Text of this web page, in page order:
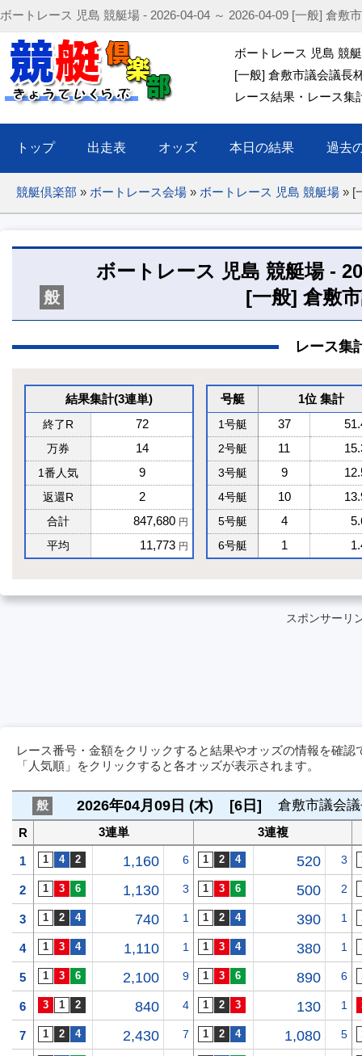
ボートレース 児島 競艇場 - 2026-04-04 ～ 2026-04-09 [一般] 倉敷
ボートレース 児島 競
[一般] 倉敷市議会議長
レース結果・レース集
トップ 出走表 オッズ 本日の結果 過去
競艇倶楽部 » ボートレース会場 » ボートレース 児島 競艇場 » [
ボートレース 児島 競艇場 -
般 [一般] 倉敷
レース集
結果集計(3連単)
終了R 72
万券 14
1番人気 9
返還R 2
合計 847,680 円
平均 11,773 円
号艇 1位 集計
1号艇 37
2号艇 11
3号艇 9
4号艇 10
5号艇 4
6号艇 1
スポンサーリ
レース番号・金額をクリックすると結果やオッズの情報を確認
「人気順」をクリックすると各オッズが表示されます。
般 2026年04月09日 (木) [6日] 倉敷市議会
R 3連単 3連複
1 1,160 6 520 3
2 1,130 3 500 2
3 740 1 390 1
4 1,110 1 380 1
5 2,100 9 890 6
6 840 4 130 1
7 2,430 7 1,080 5